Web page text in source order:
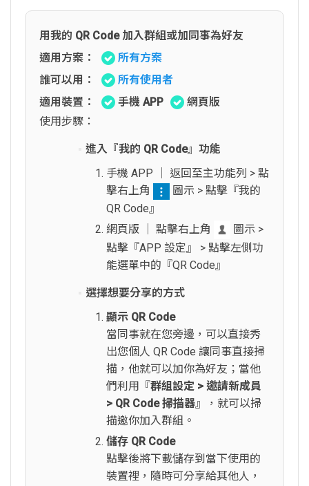
用我的 QR Code 加入群組或加同事為好友
適用方案：
所有方案
誰可以用：
所有使用者
適用裝置：
手機 APP
網頁版
使用步驟：
進入『我的 QR Code』功能
手機 APP │ 返回至主功能列 > 點
擊右上角
圖示 > 點擊『我的
QR Code』
網頁版 │ 點擊右上角
圖示 >
點擊『APP 設定』 > 點擊左側功
能選單中的『QR Code』
選擇想要分享的方式
顯示 QR Code
當同事就在您旁邊，可以直接秀
出您個人 QR Code 讓同事直接掃
描，他就可以加你為好友；當他
們利用『群組設定 > 邀請新成員
> QR Code 掃描器』，就可以掃
描邀你加入群組。
儲存 QR Code
點擊後將下載儲存到當下使用的
裝置裡，隨時可分享給其他人，